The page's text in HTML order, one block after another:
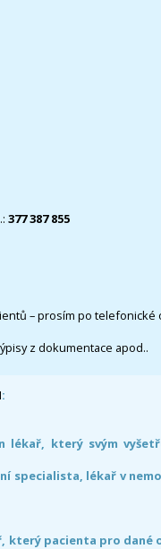
377 387 855
– prosím po telefonické
z dokumentace apod..
:
lékař, který svým
lékař v
pacienta pro dané